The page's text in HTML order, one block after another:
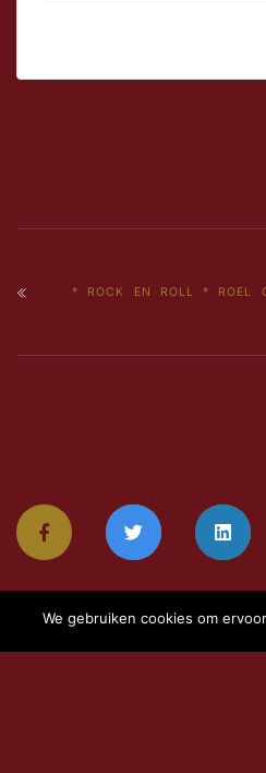
* ROCK EN ROLL * ROEL
We gebruiken cookies om